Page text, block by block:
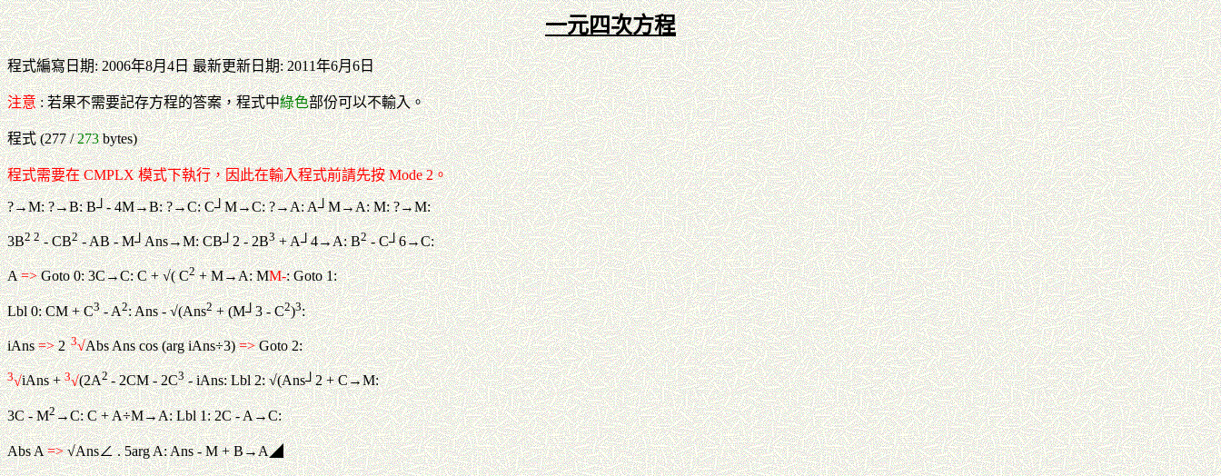
一元四次方程
程式編寫日期: 2006年8月4日 最新更新日期: 2011年6月6日
注意: 若果不需要記存方程的答案，程式中綠色部份可以不輸入。
程式 (277 /273bytes)
程式需要在 CMPLX 模式下執行，因此在輸入程式前請先按 Mode 2。
?→M: ?→B: B┘- 4M→B: ?→C: C┘M→C: ?→A: A┘M→A: M: ?→M:
3B2 2- CB2- AB - M┘Ans→M: CB┘2 - 2B3+ A┘4→A: B2- C┘6→C:
A=>Goto 0: 3C→C: C + √( C2+ M→A: MM-: Goto 1:
Lbl 0: CM + C3- A2: Ans - √(Ans2+ (M┘3 - C2)3:
iAns=>23√Abs Ans cos (arg iAns÷3)=>Goto 2:
3√iAns +3√(2A2- 2CM - 2C3- iAns: Lbl 2: √(Ans┘2 + C→M:
3C - M2→C: C + A÷M→A: Lbl 1: 2C - A→C:
Abs A=>√Ans∠ . 5arg A: Ans - M + B→A◢